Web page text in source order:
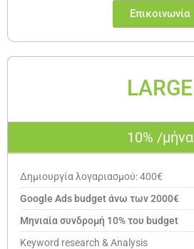
Επικοινωνία
LARGE
10% /μήνα
Δημιουργία λογαριασμού: 400€
Google Ads budget άνω των 2000€
Μηνιαία συνδρομή 10% του budget
Keyword research & Analysis